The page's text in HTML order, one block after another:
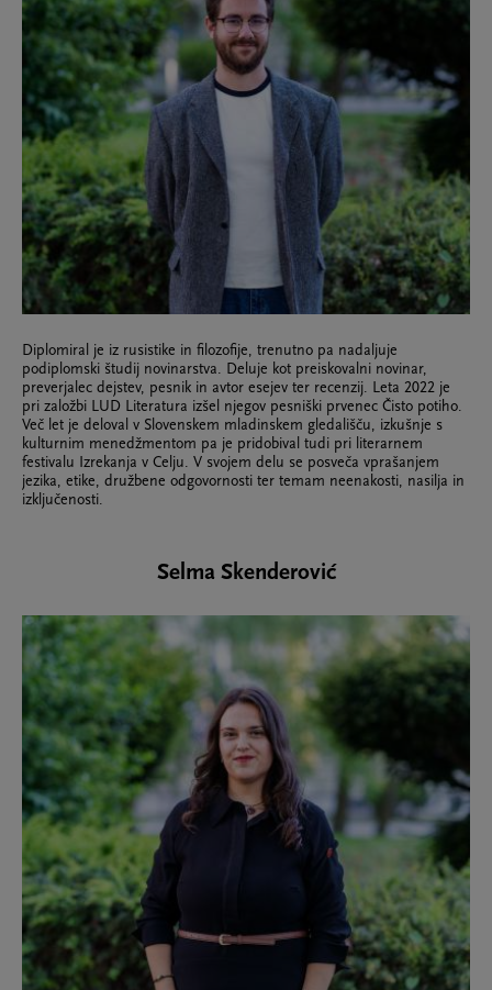
Diplomiral je iz rusistike in filozofije, trenutno pa nadaljuje
podiplomski študij novinarstva. Deluje kot preiskovalni novinar,
preverjalec dejstev, pesnik in avtor esejev ter recenzij. Leta 2022 je
pri založbi LUD Literatura izšel njegov pesniški prvenec Čisto potiho.
Več let je deloval v Slovenskem mladinskem gledališču, izkušnje s
kulturnim menedžmentom pa je pridobival tudi pri literarnem
festivalu Izrekanja v Celju. V svojem delu se posveča vprašanjem
jezika, etike, družbene odgovornosti ter temam neenakosti, nasilja in
izključenosti.
Selma Skenderović